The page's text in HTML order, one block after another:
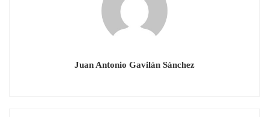
Juan Antonio Gavilán Sánchez